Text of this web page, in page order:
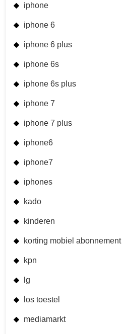
iphone
iphone 6
iphone 6 plus
iphone 6s
iphone 6s plus
iphone 7
iphone 7 plus
iphone6
iphone7
iphones
kado
kinderen
korting mobiel abonnement
kpn
lg
los toestel
mediamarkt